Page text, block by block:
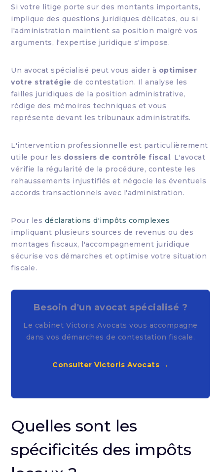
Si votre litige porte sur des montants importants,
implique des questions juridiques délicates, ou si
l'administration maintient sa position malgré vos
arguments, l'expertise juridique s'impose.
Un avocat spécialisé peut vous aider à optimiser
votre stratégie de contestation. Il analyse les
failles juridiques de la position administrative,
rédige des mémoires techniques et vous
représente devant les tribunaux administratifs.
L'intervention professionnelle est particulièrement
utile pour les dossiers de contrôle fiscal. L'avocat
vérifie la régularité de la procédure, conteste les
rehaussements injustifiés et négocie les éventuels
accords transactionnels avec l'administration.
Pour les déclarations d'impôts complexes
impliquant plusieurs sources de revenus ou des
montages fiscaux, l'accompagnement juridique
sécurise vos démarches et optimise votre situation
fiscale.
Besoin d'un avocat spécialisé ?
Le cabinet Victoris Avocats vous accompagne
dans vos démarches de contestation fiscale.
Consulter Victoris Avocats →
Quelles sont les
spécificités des impôts